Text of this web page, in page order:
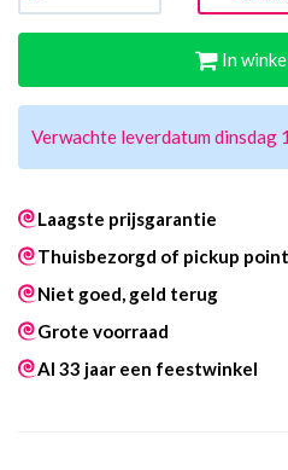
In
Verwachte leverdatum dinsdag
Laagste prijsgarantie
Thuisbezorgd of pickup point
Niet goed, geld terug
Grote voorraad
Al 33 jaar een feestwinkel